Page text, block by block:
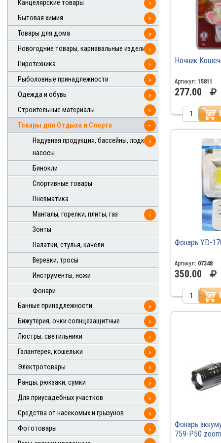
Канцелярские товары
›
Бытовая химия
›
Товары для дома
›
Новогодние товары, карнавальные изделия ›
Пиротехника
›
Рыболовные принадлежности
›
Одежда и обувь
›
Строительные материалы
›
Товары для Отдыха и Спорта
›
Надувная продукция, бассейны, лодки,
насосы
›
Бинокли
Спортивные товары
Пневматика
Мангалы, горелки, плиты, газ
›
Зонты
Палатки, стулья, качели
Веревки, тросы
Инструменты, ножи
Фонари
Банные принадлежности
›
Бижутерия, очки солнцезащитные
›
Люстры, светильники
›
Галантерея, кошельки
›
Электротовары
›
Ранцы, рюкзаки, сумки
›
Для приусадебных участков
›
Средства от насекомых и грызунов
›
Фототовары
›
Ночник
Артикул:15811
277.00
Фонарь YD-
Артикул: 07348
350.00
Фонарь
759-P50